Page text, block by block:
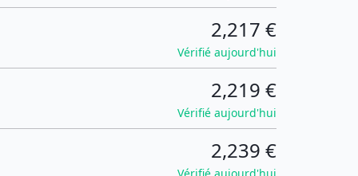
2,217 €
Vérifié aujourd'hui
2,219 €
Vérifié aujourd'hui
2,239 €